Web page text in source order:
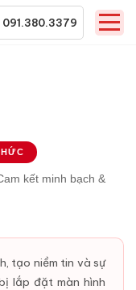
091.380.3379
kết minh bạch &
tạo niềm tin và sự
lắp đặt màn hình